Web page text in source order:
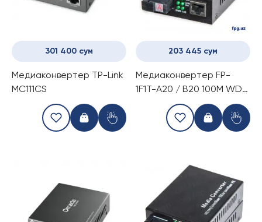
301 400 сум
Медиаконвертер TP-Link
MC111CS
203 445 сум
Медиаконвертер FP-
1F1T-A20 / B20 100M WDM
1310 /1550